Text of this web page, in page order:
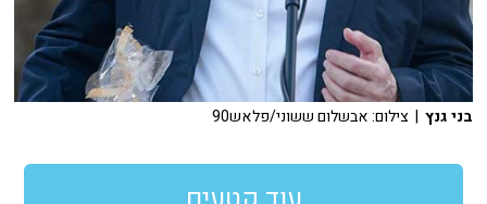
בני גנץ | צילום: אבשלום ששוני/פלאש90